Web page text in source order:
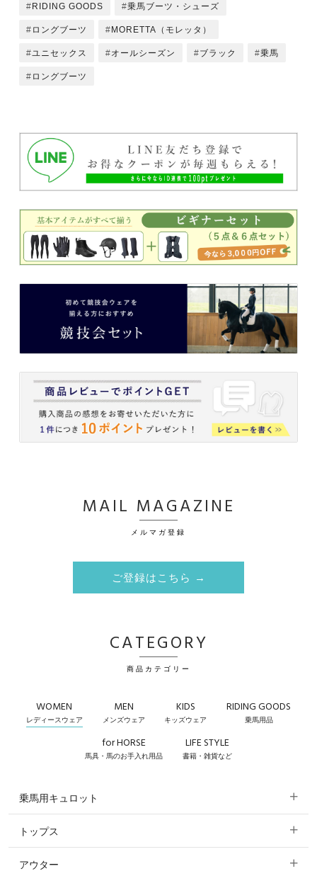
RIDING GOODS 乗馬ブーツ・シューズ
ロングブーツ MORETTA（モレッタ）
ユニセックス オールシーズン ブラック 乗馬
ロングブーツ
MAIL MAGAZINE
メルマガ登録
ご登録はこちら →
CATEGORY
商品カテゴリー
WOMEN
レディースウェア
MEN
メンズウェア
KIDS
キッズウェア
RIDING GOODS
乗馬用品
for HORSE
馬具・馬のお手入れ用品
LIFE STYLE
書籍・雑貨など
乗馬用キュロット
すべてのキュロット
フルグリップ・尻革 キュロット
トップス
すべてのトップス
アウター